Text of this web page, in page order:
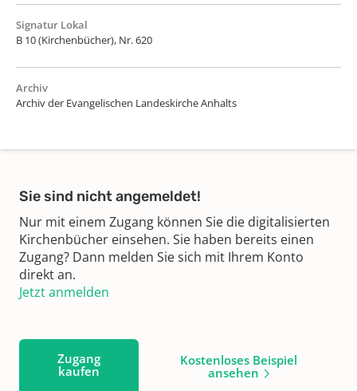
Signatur Lokal
B 10 (Kirchenbücher), Nr. 620
Archiv
Archiv der Evangelischen Landeskirche Anhalts
Sie sind nicht angemeldet!
Nur mit einem Zugang können Sie die digitalisierten
Kirchenbücher einsehen. Sie haben bereits einen
Zugang? Dann melden Sie sich mit Ihrem Konto
direkt an.
Jetzt anmelden
Zugang
kaufen
Kostenloses Beispiel
ansehen